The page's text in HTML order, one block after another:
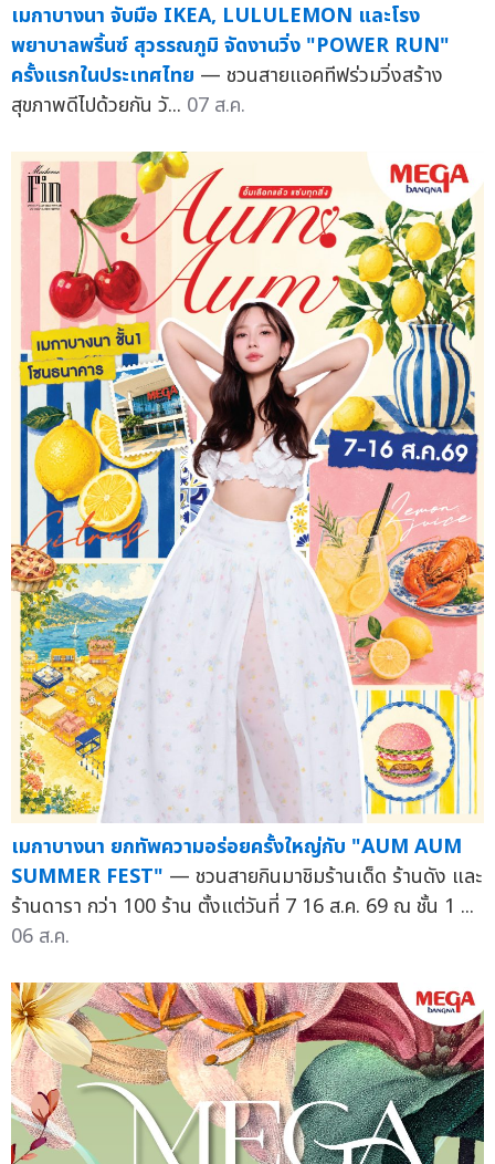
เมกาบางนา จับมือ IKEA, LULULEMON และโรง
พยาบาลพริ้นซ์ สุวรรณภูมิ จัดงานวิ่ง "POWER RUN"
ครั้งแรกในประเทศไทย — ชวนสายแอคทีฟร่วมวิ่งสร้าง
สุขภาพดีไปด้วยกัน วั... 07 ส.ค.
เมกาบางนา ยกทัพความอร่อยครั้งใหญ่กับ "AUM AUM
SUMMER FEST" — ชวนสายกินมาชิมร้านเด็ด ร้านดัง และ
ร้านดารา กว่า 100 ร้าน ตั้งแต่วันที่ 7 16 ส.ค. 69 ณ ชั้น 1 ...
06 ส.ค.